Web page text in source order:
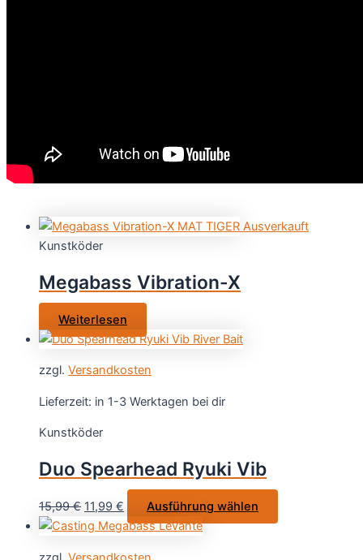
Ausverkauft
Kunstköder
Megabass Vibration-X
Weiterlesen
zzgl. Versandkosten
Lieferzeit: in 1-3 Werktagen bei dir
Kunstköder
Duo Spearhead Ryuki Vib
15,99€ Ursprünglicher
Preis
11,99 € Aktueller
Preis
Ausführung wählen
Produkt